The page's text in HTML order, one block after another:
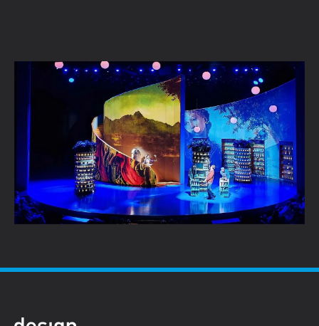
5 podiumontwerpen als inspiratie voor je
volgende project
Lees verder →
Naar alle blogartikelen